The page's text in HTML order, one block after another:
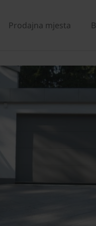
Prodajna mjesta